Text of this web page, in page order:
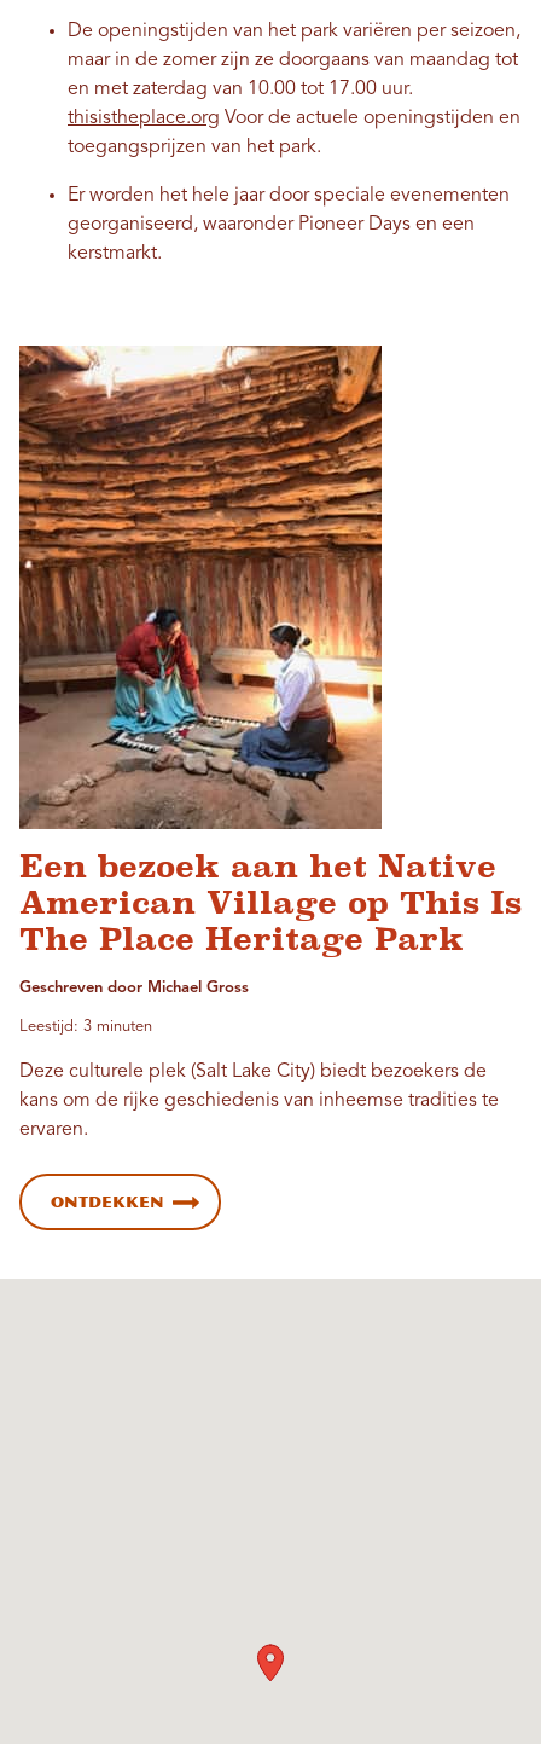
De openingstijden van het park variëren per seizoen,
maar in de zomer zijn ze doorgaans van maandag tot
en met zaterdag van 10.00 tot 17.00 uur.
thisistheplace.org Voor de actuele openingstijden en
toegangsprijzen van het park.
Er worden het hele jaar door speciale evenementen
georganiseerd, waaronder Pioneer Days en een
kerstmarkt.
Een bezoek aan het Native
American Village op This Is
The Place Heritage Park
Geschreven door Michael Gross
Leestijd: 3 minuten
Deze culturele plek (Salt Lake City) biedt bezoekers de
kans om de rijke geschiedenis van inheemse tradities te
ervaren.
Ontdekken